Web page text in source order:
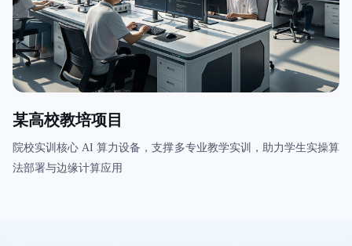
某高校教培项目
院校实训核心 AI 算力设备，支撑多专业教学实训，助力学生实操算
法部署与边缘计算应用